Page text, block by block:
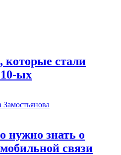
которые стали
ых
нужно знать о
связи